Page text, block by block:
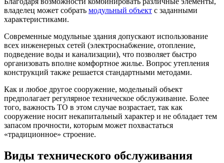
владелец может собрать модульный объект с заданными
характеристиками.
Современные модульные здания допускают использование
всех инженерных сетей (электроснабжение, отопление,
подведение воды и канализации), что позволяет быстро
организовать вполне комфортное жилье. Вопрос утепления
конструкций также решается стандартными методами.
Как и любое другое сооружение, модельный объект
предполагает регулярное техническое обслуживание. Более
того, важность ТО в этом случае возрастает, так как
сооружение носит некапитальный характер и не обладает тем
запасом прочности, которым может похвастаться
«традиционное» строение.
Виды технического обслуживания